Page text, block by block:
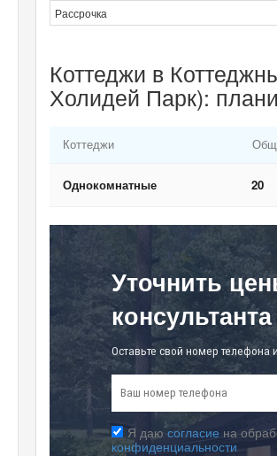
Рассрочка
Коттеджи в
Холидей Парк):
Коттеджи
Однокомнатные 20
Уточнить
консультанта
Оставьте свой номер телефона
Я даюсогласие на
конфиденциальности